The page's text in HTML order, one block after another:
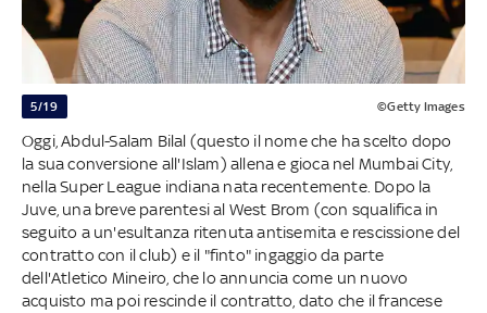
5/19 ©Getty Images
Oggi, Abdul-Salam Bilal (questo il nome che ha scelto dopo
la sua conversione all'Islam) allena e gioca nel Mumbai City,
nella Super League indiana nata recentemente. Dopo la
Juve, una breve parentesi al West Brom (con squalifica in
seguito a un'esultanza ritenuta antisemita e rescissione del
contratto con il club) e il "finto" ingaggio da parte
dell'Atletico Mineiro, che lo annuncia come un nuovo
acquisto ma poi rescinde il contratto, dato che il francese